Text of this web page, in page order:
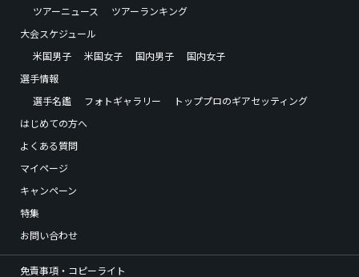
ツアーニュース
ツアーランキング
大会スケジュール
米国男子
米国女子 国内男子
国内女子
選手情報
選手名鑑
フォトギャラリー
トッププロのギアセッティング
はじめての方へ
よくある質問
マイページ
キャンペーン
特集
お問い合わせ
免責事項・コピーライト